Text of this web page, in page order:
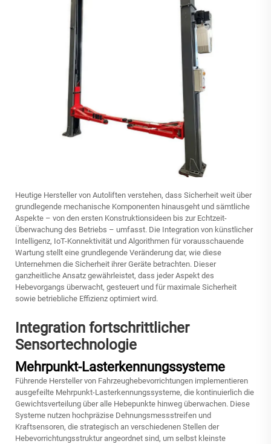
Heutige Hersteller von Autoliften verstehen, dass Sicherheit weit über
grundlegende mechanische Komponenten hinausgeht und sämtliche
Aspekte – von den ersten Konstruktionsideen bis zur Echtzeit-
Überwachung des Betriebs – umfasst. Die Integration von künstlicher
Intelligenz, IoT-Konnektivität und Algorithmen für vorausschauende
Wartung stellt eine grundlegende Veränderung dar, wie diese
Unternehmen die Sicherheit ihrer Geräte betrachten. Dieser
ganzheitliche Ansatz gewährleistet, dass jeder Aspekt des
Hebevorgangs überwacht, gesteuert und für maximale Sicherheit
sowie betriebliche Effizienz optimiert wird.
Integration fortschrittlicher
Sensortechnologie
Mehrpunkt-Lasterkennungssysteme
Führende Hersteller von Fahrzeughebevorrichtungen implementieren
ausgefeilte Mehrpunkt-Lasterkennungssysteme, die kontinuierlich die
Gewichtsverteilung über alle Hebepunkte hinweg überwachen. Diese
Systeme nutzen hochpräzise Dehnungsmessstreifen und
Kraftsensoren, die strategisch an verschiedenen Stellen der
Hebevorrichtungsstruktur angeordnet sind, um selbst kleinste